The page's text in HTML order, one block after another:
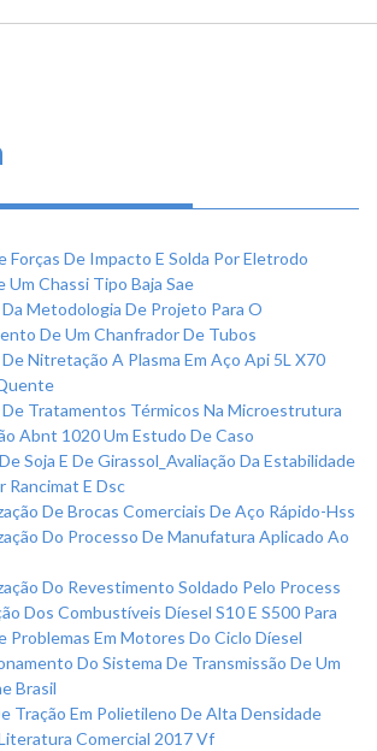
Forças De Impacto E Solda Por Eletrodo
Um Chassi Tipo Baja Sae
Metodologia De Projeto Para O
De Um Chanfrador De Tubos
Nitretação A Plasma Em Aço Api 5L X70
Tratamentos Térmicos Na Microestrutura
Abnt 1020 Um Estudo De Caso
Soja E De Girassol_Avaliação Da Estabilidade
Rancimat E Dsc
De Brocas Comerciais De Aço Rápido-Hss
Do Processo De Manufatura Aplicado Ao
Do Revestimento Soldado Pelo Process
Dos Combustíveis Díesel S10 E S500 Para
Problemas Em Motores Do Ciclo Díesel
Do Sistema De Transmissão De Um
Brasil
Tração Em Polietileno De Alta Densidade
Comercial 2017 Vf